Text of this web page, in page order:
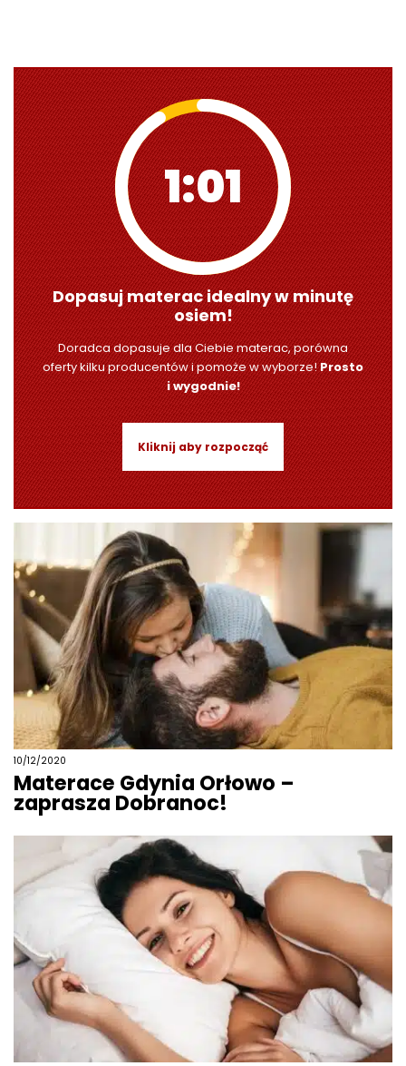
1:00
Dopasuj materac idealny w minutę
osiem!
Doradca dopasuje dla Ciebie materac, porówna
oferty kilku producentów i pomoże w wyborze!Prosto
i wygodnie!
Kliknij aby rozpocząć
10/12/2020
Materace Gdynia Orłowo –
zaprasza Dobranoc!